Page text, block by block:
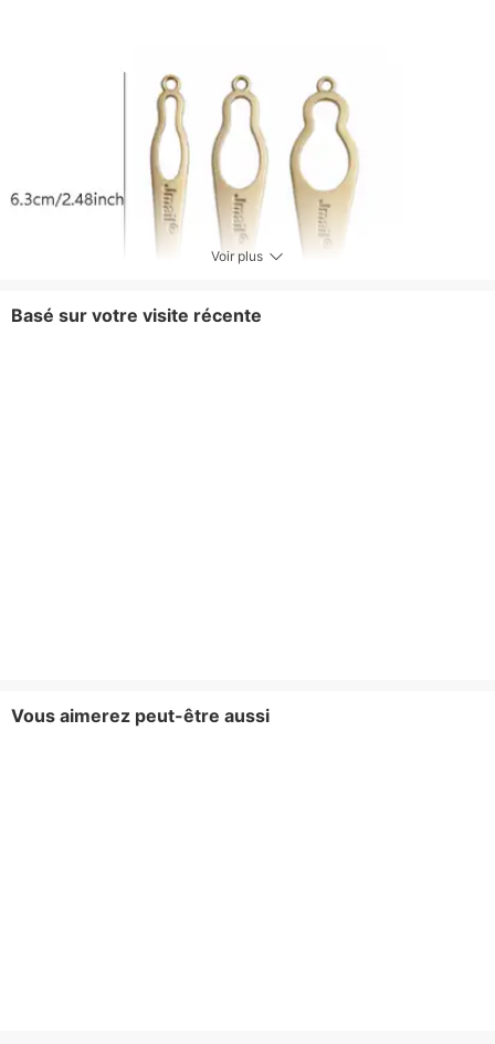
Voir plus
Basé sur votre visite récente
Vous aimerez peut-être aussi